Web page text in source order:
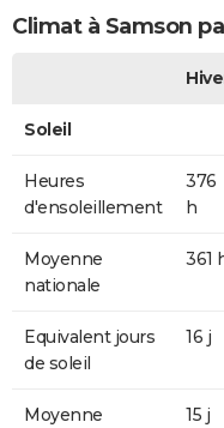
Climat à Samson
Soleil
Heures
d'ensoleillement
376
h
Moyenne
nationale
361
Equivalent jours
de soleil
16 j
Moyenne
15 j